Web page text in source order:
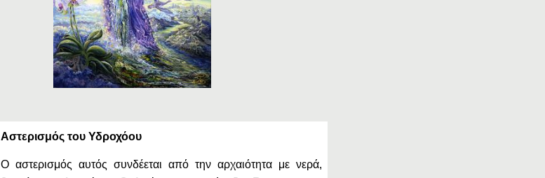
Αστερισμός του Υδροχόου
Ο αστερισμός αυτός συνδέεται από την αρχαιότητα με νερά,